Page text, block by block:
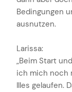
Bedingungen
ausnutzen.
Larissa:
„Beim Start
ich mich noch
Illes gelaufen.